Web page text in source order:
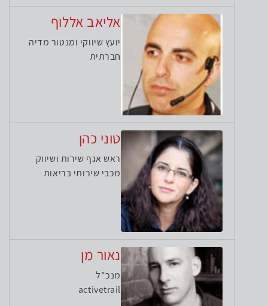
אליאב אללוף
יועץ שיווקי ומנטור מדיה
חברתית
טוני כהן
ראש אגף שירות ושיווק
מכבי שירותי בריאות
נאור מן
מנכ"ל
activetrail